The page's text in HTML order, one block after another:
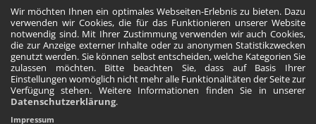
Wir möchten Ihnen ein optimales Webseiten-Erlebnis zu bieten. Dazu
verwenden wir Cookies, die für das Funktionieren unserer Website
notwendig sind. Mit Ihrer Zustimmung verwenden wir auch Cookies,
die zur Anzeige externer Inhalte oder zu anonymen Statistikzwecken
genutzt werden. Sie können selbst entscheiden, welche Kategorien Sie
zulassen möchten. Bitte beachten Sie, dass auf Basis Ihrer
Einstellungen womöglich nicht mehr alle Funktionalitäten der Seite zur
Verfügung stehen. Weitere Informationen finden Sie in unserer
Datenschutzerklärung.
Impressum